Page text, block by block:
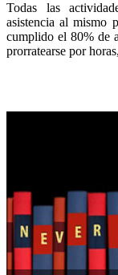
Todas las
asistencia al mismo
cumplido el 80% de
prorratearse por